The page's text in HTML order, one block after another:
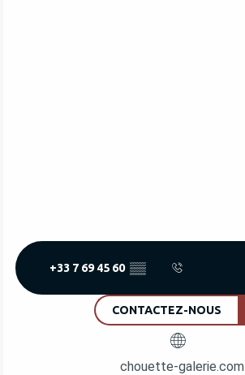
+33 7 69 45 60 ▒▒
CONTACTEZ-NOUS
chouette-galerie.com